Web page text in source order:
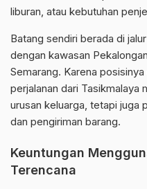
liburan, atau kebutuhan
Batang sendiri berada di
dengan kawasan
Semarang. Karena
perjalanan dari Tasikmalaya
urusan keluarga, tetapi juga
dan pengiriman barang.
Keuntungan
Terencana